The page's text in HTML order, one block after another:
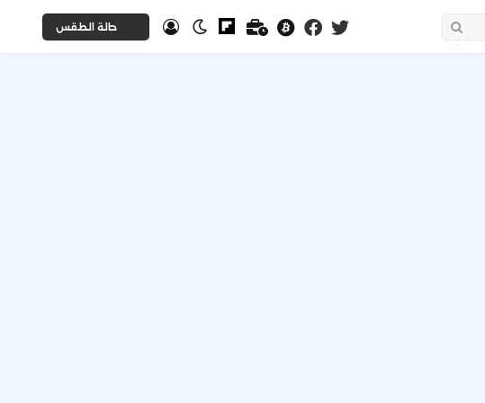
حالة الطقس